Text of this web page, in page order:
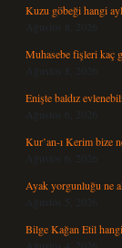
Kuzu göbeği hangi
Ağustos 8, 2026
Muhasebe fişleri kaç
Ağustos 8, 2026
Enişte baldız
Ağustos 6, 2026
Kur’an-ı Kerim bize
Ağustos 6, 2026
Ayak yorgunluğu ne
Ağustos 5, 2026
Bilge Kağan Etil